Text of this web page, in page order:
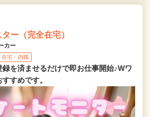
ー（完全在宅）
カー
在宅・内職
を済ませるだけで即お仕事開始♪Wワ
すめです。